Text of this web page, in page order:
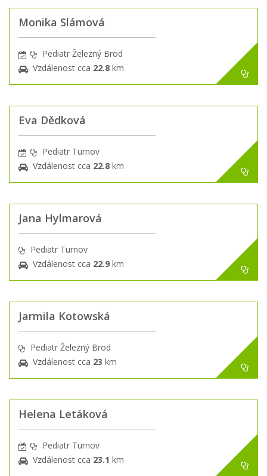
Monika Slámová
Pediatr Železný Brod
Vzdálenost cca 22.8 km
Eva Dědková
Pediatr Turnov
Vzdálenost cca 22.8 km
Jana Hylmarová
Pediatr Turnov
Vzdálenost cca 22.9 km
Jarmila Kotowská
Pediatr Železný Brod
Vzdálenost cca 23 km
Helena Letáková
Pediatr Turnov
Vzdálenost cca 23.1 km